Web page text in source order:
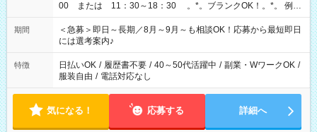
00 または 11：30～18：30 。*。ブランクOK！。*。 例え
ば前職が、 在宅/財団法人/事務/コールセンター/受付/販売/カフェ
スタッフ スイーツ販売/ホテルフロント/化粧品販売/など 様々な
業界から入社して活躍されています♪
期間
＜急募＞即日～長期／8月～9月～も相談OK！応募から最短即日
には選考案内♪
特徴 日払いOK / 履歴書不要 / 40～50代活躍中 / 副業・WワークOK /
服装自由 / 電話対応なし
気になる！ 応募する 詳細へ